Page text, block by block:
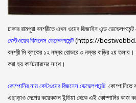
ঢাকার রামপুরা বনশ্রীতে এখন ওয়েব ডিজাইন এন্ড
বেস্টওয়েব বিজনেস ডেভেলপমেন্ট(https://
বনশ্রী সি ব্লকের ১২ নম্বর রোডরে ৩ নম্বর বাড়ির ২য়
করা হয় কাস্টমারদের সাথে।
কোম্পানির নাম বেস্টওয়েব বিজনেস ডেভেলপমেন্ট কোম্পানিতে
এছাড়াও দেশের কয়েকজন ইন্ডিয়া থেকে এই কোম্পানির কাজ